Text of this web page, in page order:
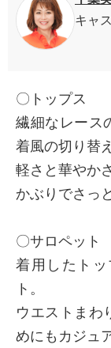
キャ
〇トップス
繊細なレース
着風の切り替
軽さと華やか
かぶりでさっ
〇サロペット
着用したト
ト。
ウエストまわ
めにもカジュ